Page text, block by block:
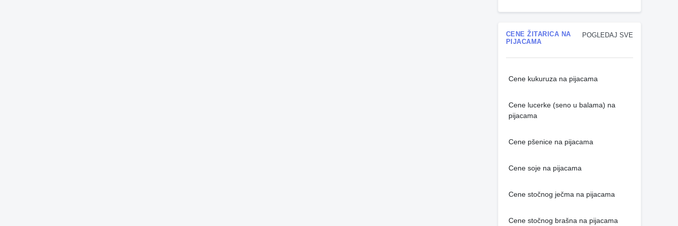
POGLEDAJ SVE
CENE ŽITARICA NA
PIJACAMA
Cene kukuruza na pijacama
Cene lucerke (seno u balama) na
pijacama
Cene pšenice na pijacama
Cene soje na pijacama
Cene stočnog ječma na pijacama
Cene stočnog brašna na pijacama